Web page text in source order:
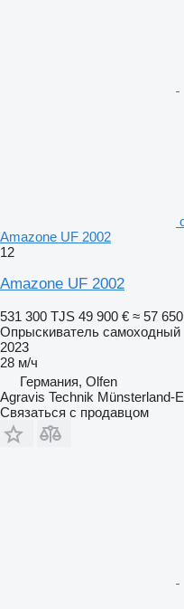
Amazone UF 2002
12
Amazone UF 2002
531 300 TJS 49 900 € ≈ 57
Опрыскиватель самоходный
2023
28 м/ч
Германия, Olfen
Agravis Technik Münsterland-
Связаться с продавцом